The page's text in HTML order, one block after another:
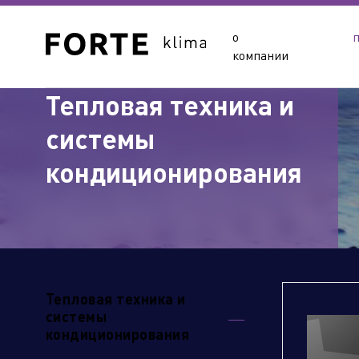
о
компании
Сайты подразделений
Тепловая техника и
системы
кондиционирования
Тепловая техника и
системы
кондиционирования